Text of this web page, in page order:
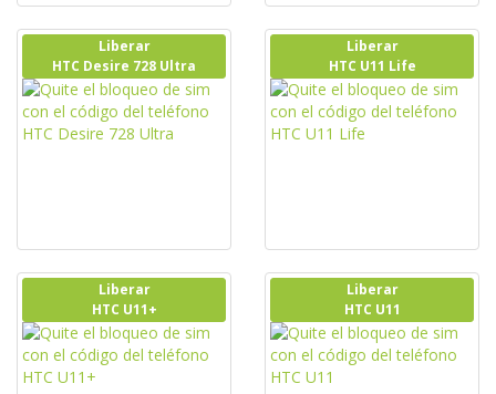
Liberar
HTC Desire 728 Ultra
Liberar
HTC U11 Life
Liberar
HTC U11+
Liberar
HTC U11